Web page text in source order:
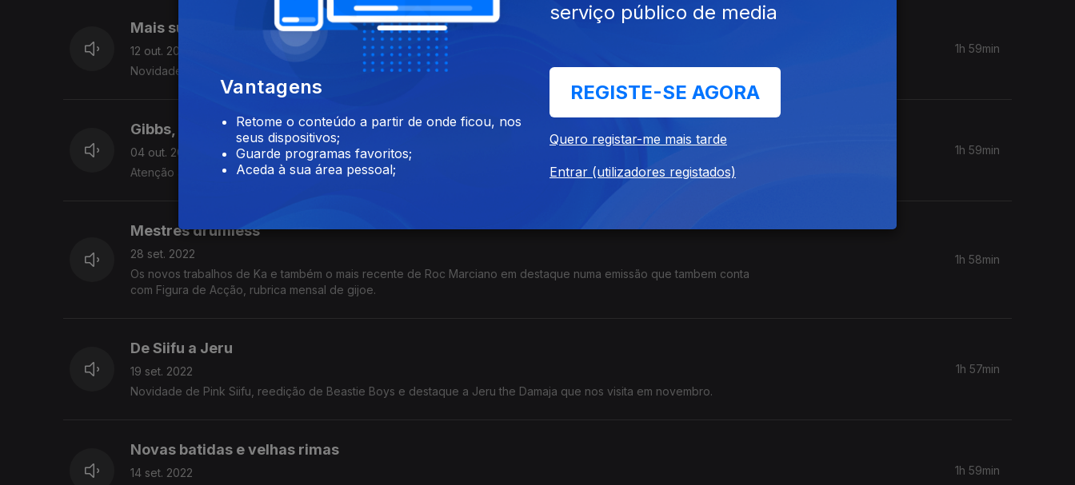
Mais subterrâneos
12 out. 2022
Novidades recentes de Open Mike Eagle, Dj Muggs e Crimeapple.
1h 59min
Gibbs, Woods e Streetz
04 out. 2022
Atenção aos mais recentes trabalhos de Freddie Gibbs, Billy Woods e Rome Streetz.
1h 59min
Mestres drumless
28 set. 2022
Os novos trabalhos de Ka e também o mais recente de Roc Marciano em destaque numa emissão que tambem conta
com Figura de Acção, rubrica mensal de gijoe.
1h 58min
De Siifu a Jeru
19 set. 2022
Novidade de Pink Siifu, reedição de Beastie Boys e destaque a Jeru the Damaja que nos visita em novembro.
1h 57min
Novas batidas e velhas rimas
14 set. 2022
1h 59min
Vantagens
Retome o conteúdo a partir de onde ficou, nos
seus dispositivos;
Guarde programas favoritos;
Aceda à sua área pessoal;
serviço público de media
REGISTE-SE AGORA
Quero registar-me mais tarde
Entrar (utilizadores registados)